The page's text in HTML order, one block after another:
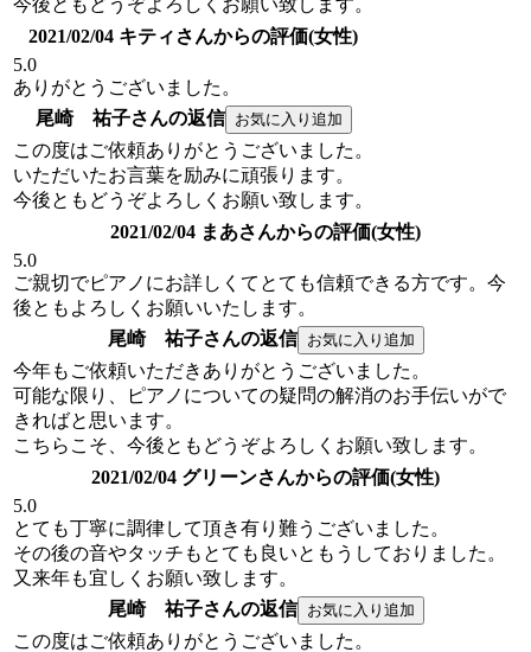
2021/02/04 キティさんからの評価(女性)
5.0
ありがとうございました。
尾崎 祐子さんの返信
この度はご依頼ありがとうございました。
いただいたお言葉を励みに頑張ります。
今後ともどうぞよろしくお願い致します。
2021/02/04 まあさんからの評価(女性)
5.0
ご親切でピアノにお詳しくてとても信頼できる方です。今
後ともよろしくお願いいたします。
尾崎 祐子さんの返信
今年もご依頼いただきありがとうございました。
可能な限り、ピアノについての疑問の解消のお手伝いがで
きればと思います。
こちらこそ、今後ともどうぞよろしくお願い致します。
2021/02/04 グリーンさんからの評価(女性)
5.0
とても丁寧に調律して頂き有り難うございました。
その後の音やタッチもとても良いともうしておりました。
又来年も宜しくお願い致します。
尾崎 祐子さんの返信
この度はご依頼ありがとうございました。